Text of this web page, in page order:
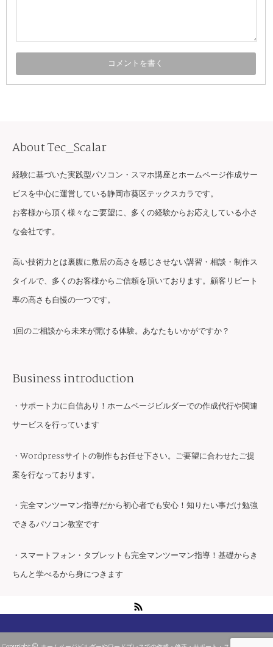
About Tec_Scalar
経験に基づいた実践型パソコン・スマホ講座とホームページ作成サー
ビスを中心に運営している静岡市葵区テックスカラです。
お客様から頂く様々なご要望に、多くの経験からお応えしている小さ
な会社です。
高い技術力とは裏腹に敷居の高さを感じさせない講習・相談・制作ス
タイルで、多くのお客様からご信頼を頂いております。顧客リピート
率の高さも自慢の一つです。
1回のご相談から未来が開ける体験。あなたもいかがですか？
Business introduction
・サポート力に自信あり！ホームページビルダーでの作成代行や関連
サービスを行っています
・Wordpressサイトの制作もお任せ下さい。ご要望に合わせたご提
案を行なっております。
・完全マンツーマン指導だから初心者でも安心！知りたい事だけ勉強
できるパソコン教室です
・スマートフォン・タブレットも完全マンツーマン指導！基礎からき
ちんと学べるから身につきます